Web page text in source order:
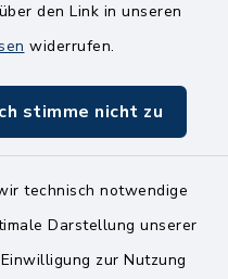
den Link in unseren
widerrufen.
stimme nicht zu
technisch notwendige
Darstellung unserer
zur Nutzung